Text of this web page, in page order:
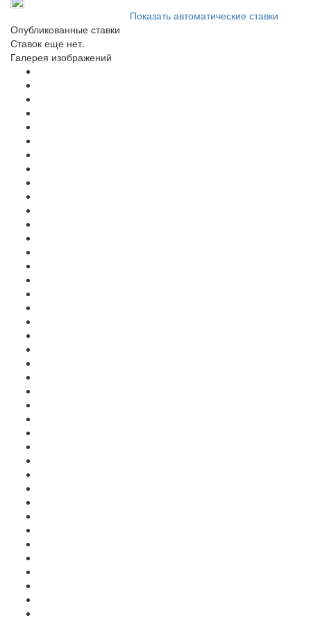
Показать автоматические ставки
Опубликованные ставки
Ставок еще нет.
Галерея изображений